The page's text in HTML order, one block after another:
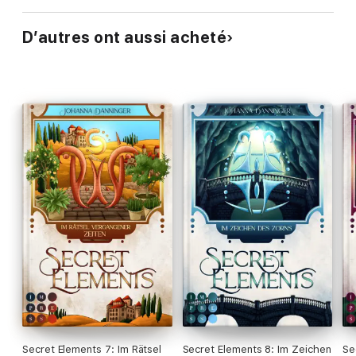
D’autres ont aussi acheté
Secret Elements 7: Im Rätsel
Secret Elements 8: Im Zeichen